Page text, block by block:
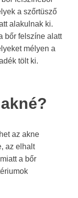
a szőrtüsző
alakulnak ki.
bőr felszíne alatt
mélyen a
tölt ki.
az akne
az elhalt
a bőr